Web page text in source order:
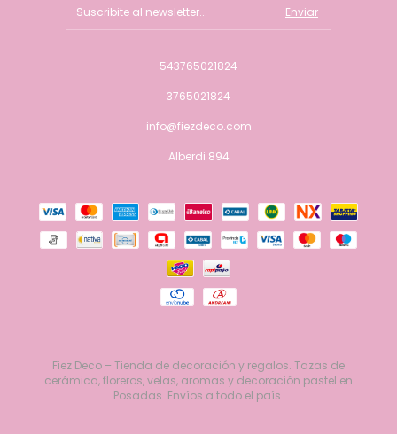
543765021824
3765021824
info@fiezdeco.com
Alberdi 894
Fiez Deco – Tienda de decoración y regalos. Tazas de
cerámica, floreros, velas, aromas y decoración pastel en
Posadas. Envíos a todo el país.